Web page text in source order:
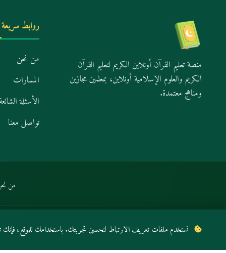
منصة تعليم القرآن أونلاين الكريم لتعليم القرآن
الكريم والعلوم الإسلامية أونلاين، بمعلمين مجازين
ومناهج معتمدة.
روابط سريعة
من نحن
المسارات
الأسئلة
تواصل معنا
من
© 2026 أكاديمية القرآن ويب ل تحفيظ القران عن بعد. جميع الحقوق محفوظة. نستخدم ملفات تعريف الارتباط لتحسين تجربتك. باستخدامك للموقع، فإنك